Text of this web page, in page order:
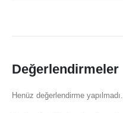
Değerlendirmeler
Henüz değerlendirme yapılmadı.